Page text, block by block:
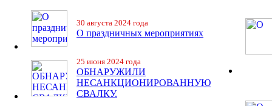
30 августа 2024 года
О праздничных мероприятиях
25 июня 2024 года
ОБНАРУЖИЛИ
НЕСАНКЦИОНИРОВАННУЮ
СВАЛКУ.